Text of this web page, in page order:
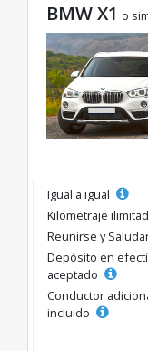
BMW X1 o
Igual a igual
Kilometraje
Reunirse y
Depósito en
aceptado
Conductor
incluido